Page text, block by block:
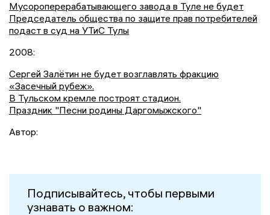
Мусороперерабатывающего завода в Туле не будет
Председатель общества по защите прав потребителей
подаст в суд на УТиС Тулы
2008:
Сергей Залётин не будет возглавлять фракцию
«Засечный рубеж».
В Тульском кремле построят стадион.
Праздник "Песни родины Даргомыжского"
Автор:
Подписывайтесь, чтобы первыми
узнавать о важном: